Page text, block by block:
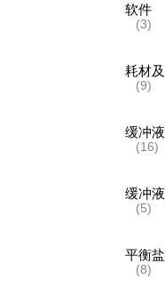
软件
(3)
耗材
(9)
缓冲
(16)
缓冲液
(5)
平衡
(8)